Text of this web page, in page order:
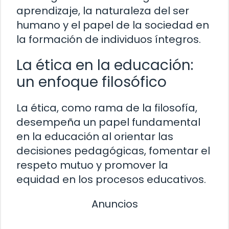
aprendizaje, la naturaleza del ser
humano y el papel de la sociedad en
la formación de individuos íntegros.
La ética en la educación:
un enfoque filosófico
La ética, como rama de la filosofía,
desempeña un papel fundamental
en la educación al orientar las
decisiones pedagógicas, fomentar el
respeto mutuo y promover la
equidad en los procesos educativos.
Anuncios